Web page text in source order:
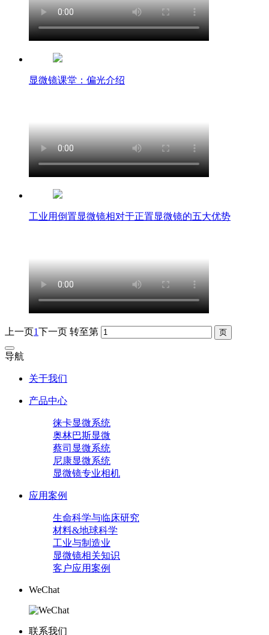
显微镜课堂：偏光介绍
工业用倒置显微镜相对于正置显微镜的五大优势
上一页1下一页 转至第
导航
关于我们
产品中心
徕卡显微系统
奥林巴斯显微
蔡司显微系统
尼康显微系统
显微镜专业相机
应用案例
生命科学与临床研究
材料&地球科学
工业与制造业
显微镜相关知识
客户应用案例
WeChat
联系我们